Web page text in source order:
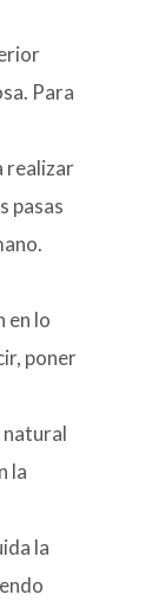
Para
realizar
pasas
en lo
poner
natural
la
la